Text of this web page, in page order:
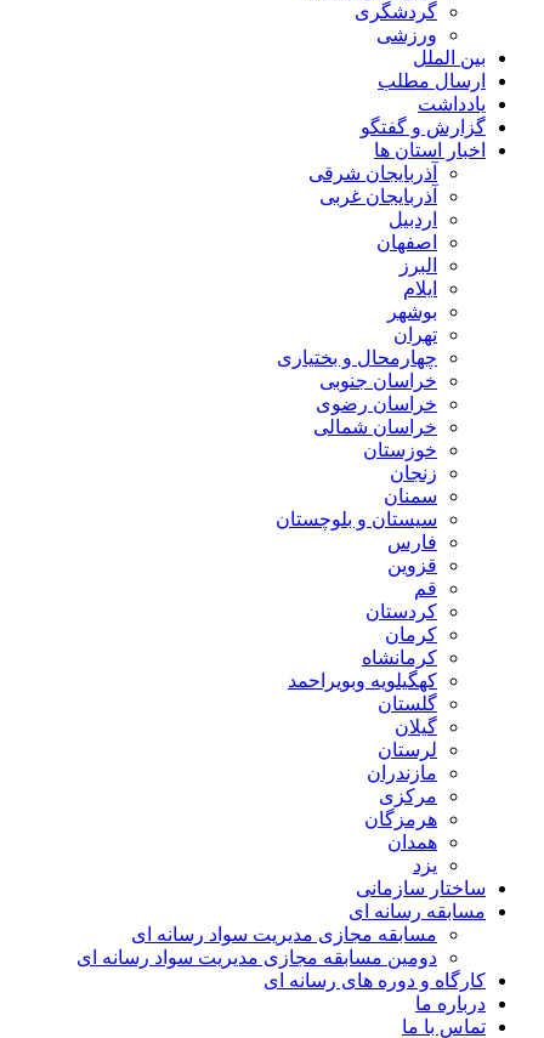
گردشگری
ورزشی
بین الملل
ارسال مطلب
یادداشت
گزارش و گفتگو
اخبار استان ها
آذربایجان شرقی
آذربایجان غربی
اردبیل
اصفهان
البرز
ایلام
بوشهر
تهران
چهارمحال و بختیاری
خراسان جنوبی
خراسان رضوی
خراسان شمالی
خوزستان
زنجان
سمنان
سیستان و بلوچستان
فارس
قزوین
قم
کردستان
کرمان
کرمانشاه
کهگیلویه وبویراحمد
گلستان
گیلان
لرستان
مازندران
مرکزی
هرمزگان
همدان
یزد
ساختار سازمانی
مسابقه رسانه ای
مسابقه مجازی مدیریت سواد رسانه ای
دومین مسابقه مجازی مدیریت سواد رسانه ای
کارگاه و دوره های رسانه ای
درباره ما
تماس با ما